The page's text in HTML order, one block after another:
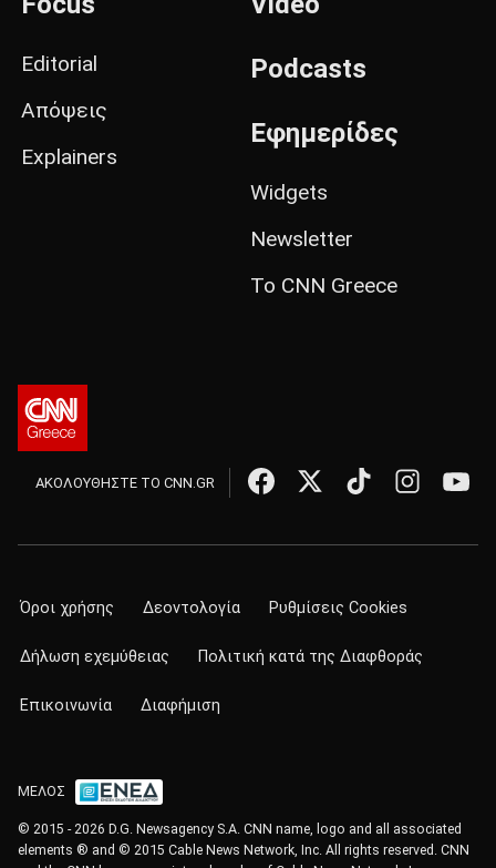
Editorial
Απόψεις
Explainers
Podcasts
Εφημερίδες
Widgets
Newsletter
Το CNN Greece
ΑΚΟΛΟΥΘΗΣΤΕ ΤΟ CNN.GR
Όροι χρήσης Δεοντολογία Ρυθμίσεις Cookies
Δήλωση εχεμύθειας Πολιτική κατά της Διαφθοράς
Επικοινωνία Διαφήμιση
ΜΕΛΟΣ
© 2015 - 2026 D.G. Newsagency S.A. CNN name, logo and all associated
elements ® and © 2015 Cable News Network, Inc. All rights reserved. CNN